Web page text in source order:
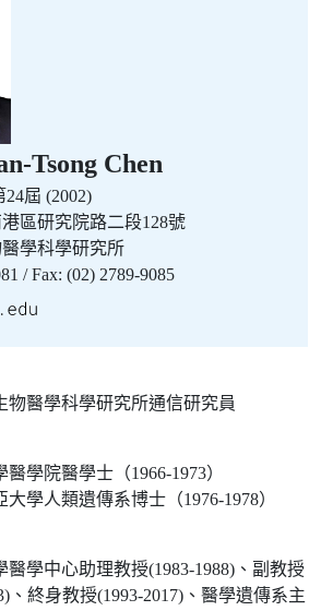
Tsong Chen
24屆 (2002)
區研究院路二段128號
學科學研究所
/ Fax: (02) 2789-9085
物醫學科學研究所通信研究員
醫學院醫學士（1966-1973）
學人類遺傳系博士（1976-1978）
醫學中心助理教授(1983-1988)、副教授
、終身教授(1993-2017)、醫學遺傳系主